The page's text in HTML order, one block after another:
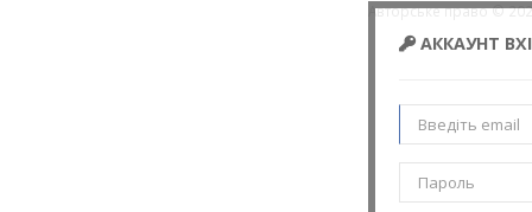
АККАУНТ
Авторське право ©